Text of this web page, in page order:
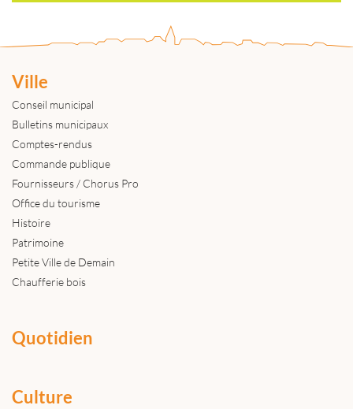
Ville
Conseil municipal
Bulletins municipaux
Comptes-rendus
Commande publique
Fournisseurs / Chorus Pro
Office du tourisme
Histoire
Patrimoine
Petite Ville de Demain
Chaufferie bois
Quotidien
Culture